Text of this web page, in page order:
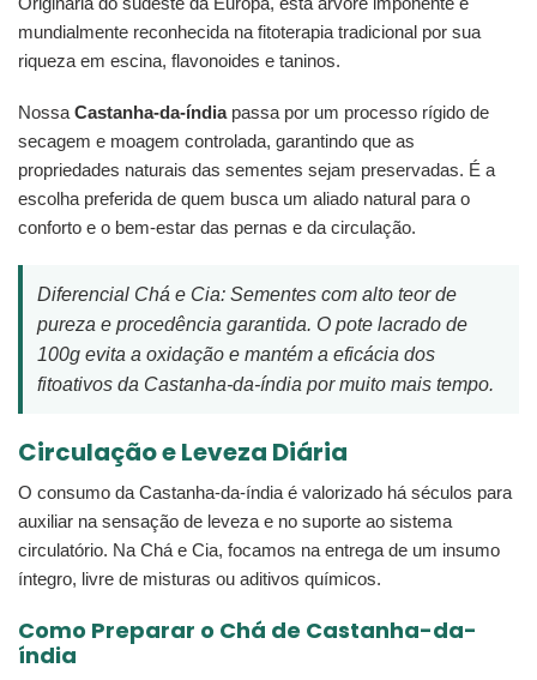
mundialmente reconhecida na fitoterapia tradicional por sua
riqueza em escina, flavonoides e taninos.
Nossa Castanha-da-índiapassa por um processo rígido de
secagem e moagem controlada, garantindo que as
propriedades naturais das sementes sejam preservadas. É a
escolha preferida de quem busca um aliado natural para o
conforto e o bem-estar das pernas e da circulação.
Diferencial Chá e Cia: Sementes com alto teor de
pureza e procedência garantida. O pote lacrado de
100g evita a oxidação e mantém a eficácia dos
fitoativos da Castanha-da-índia por muito mais tempo.
Circulação e Leveza Diária
O consumo da Castanha-da-índia é valorizado há séculos para
auxiliar na sensação de leveza e no suporte ao sistema
circulatório. Na Chá e Cia, focamos na entrega de um insumo
íntegro, livre de misturas ou aditivos químicos.
Como Preparar o Chá de Castanha-da-
índia